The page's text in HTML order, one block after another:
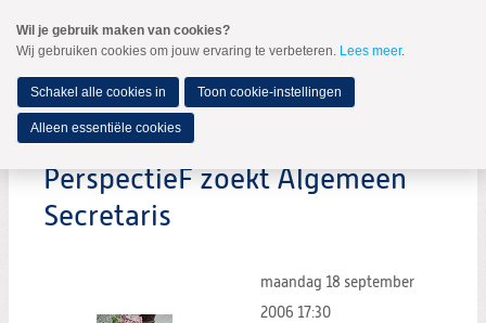
naar
Spring
de
inhoud
Spring
naar
hoofdmenu
MENU
PerspectieF zoekt Algemeen
Secretaris
maandag 18 september
2006 17:30
Wil je gebruik maken van cookies?
Wij gebruiken cookies om jouw ervaring te verbeteren. Lees meer.
Schakel alle cookies in Toon cookie-instellingen
Alleen essentiële cookies